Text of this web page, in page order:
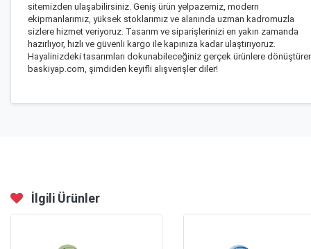
sitemizden ulaşabilirsiniz. Geniş ürün yelpazemiz, modern
ekipmanlarımız, yüksek stoklarımız ve alanında uzman kadromuzla
sizlere hizmet veriyoruz. Tasarım ve siparişlerinizi en yakın zamanda
hazırlıyor, hızlı ve güvenli kargo ile kapınıza kadar ulaştırıyoruz.
Hayalinizdeki tasarımları dokunabileceğiniz gerçek ürünlere
baskiyap.com, şimdiden keyifli alışverişler diler!
İlgili Ürünler